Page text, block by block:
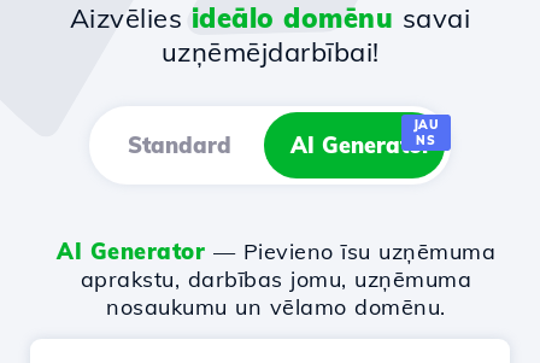
Aizvēlies ideālo domēnu savai
uzņēmējdarbībai!
Standard AI Generator
JAU
NS
AI Generator — Pievieno īsu uzņēmuma
aprakstu, darbības jomu, uzņēmuma
nosaukumu un vēlamo domēnu.